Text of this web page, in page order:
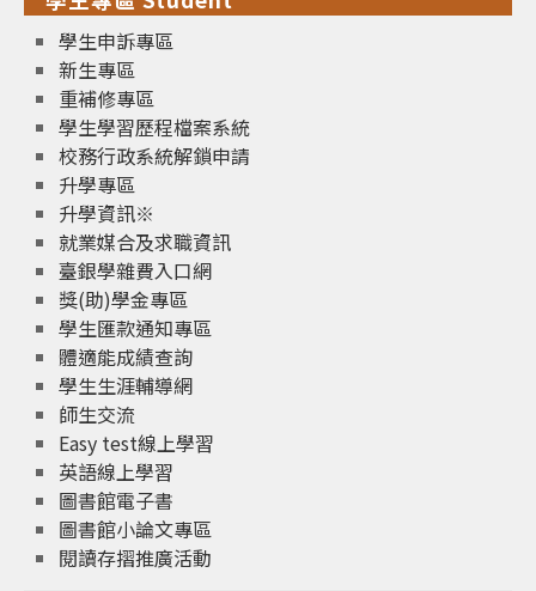
學生申訴專區
新生專區
重補修專區
學生學習歷程檔案系統
校務行政系統解鎖申請
升學專區
升學資訊※
就業媒合及求職資訊
臺銀學雜費入口網
獎(助)學金專區
學生匯款通知專區
體適能成績查詢
學生生涯輔導網
師生交流
Easy test線上學習
英語線上學習
圖書館電子書
圖書館小論文專區
閱讀存摺推廣活動